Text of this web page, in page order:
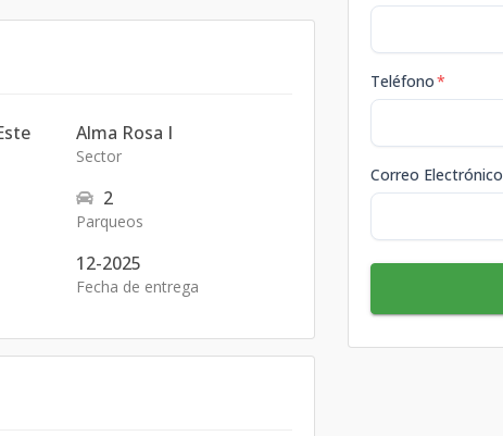
Alma Rosa I
Sector
2
Parqueos
12-2025
Fecha de entrega
Teléfono*
Correo Electrónico